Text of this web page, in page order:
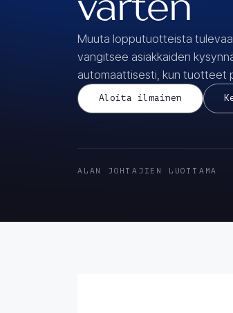
varten
Muuta lopputuotteista tulevaa
vangitsee asiakkaiden
automaattisesti, kun tuotteet
Aloita ilmainen
ALAN JOHTAJIEN LUOTTAMA